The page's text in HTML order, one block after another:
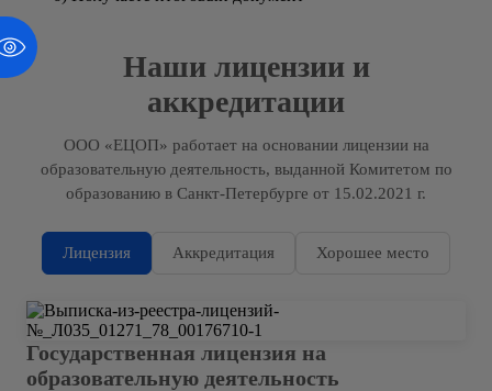
Наши лицензии и
аккредитации
ООО «ЕЦОП» работает на основании лицензии на
образовательную деятельность, выданной Комитетом по
образованию в Санкт-Петербурге от 15.02.2021 г.
Лицензия Аккредитация Хорошее место
Государственная лицензия на
образовательную деятельность